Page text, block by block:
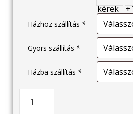
Házhoz szállítás *
Gyors szállítás *
Házba szállítás *